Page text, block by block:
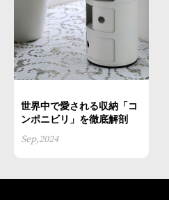
世界中で愛される収納「コ
ンポニビリ」を徹底解剖
Sep,2024